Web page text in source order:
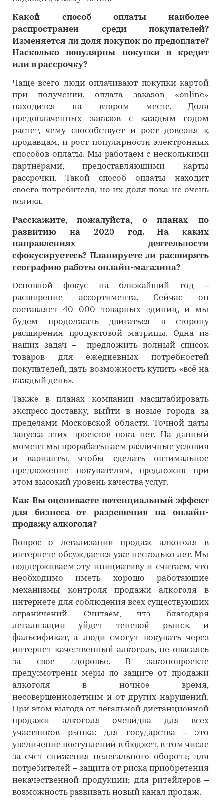
Какой способ оплаты наиболее
распространен среди покупателей?
Изменяется ли доля покупок по предоплате?
Насколько популярны покупки в кредит
или в рассрочку?
Чаще всего люди оплачивают покупки картой
при получении, оплата заказов «online»
находится на втором месте. Доля
предоплаченных заказов с каждым годом
растет, чему способствует и рост доверия к
продавцам, и рост популярности электронных
способов оплаты. Мы работаем с несколькими
партнерами, предоставляющими карты
рассрочки. Такой способ оплаты находит
своего потребителя, но их доля пока не очень
велика.
Расскажите, пожалуйста, о планах по
развитию на 2020 год. На каких
направлениях деятельности
сфокусируетесь? Планируете ли расширять
географию работы онлайн-магазина?
Основной фокус на ближайший год –
расширение ассортимента. Сейчас он
составляет 40 000 товарных единиц, и мы
будем продолжать двигаться в сторону
расширения продуктовой матрицы. Одна из
наших задач – предложить полный список
товаров для ежедневных потребностей
покупателей, дать возможность купить «всё на
каждый день».
Также в планах компании масштабировать
экспресс-доставку, выйти в новые города за
пределами Московской области. Точной даты
запуска этих проектов пока нет. На данный
момент мы прорабатываем различные условия
и варианты, чтобы сделать оптимальное
предложение покупателям, предложив при
этом высокий уровень качества услуг.
Как Вы оцениваете потенциальный эффект
для бизнеса от разрешения на онлайн-
продажу алкоголя?
Вопрос о легализации продаж алкоголя в
интернете обсуждается уже несколько лет. Мы
поддерживаем эту инициативу и считаем, что
необходимо иметь хорошо работающие
механизмы контроля продажи алкоголя в
интернете для соблюдения всех существующих
ограничений. Считаем, что благодаря
легализации уйдет теневой рынок и
фальсификат, а люди смогут покупать через
интернет качественный алкоголь, не опасаясь
за свое здоровье. В законопроекте
предусмотрены меры по защите от продажи
алкоголя в ночное время,
несовершеннолетним и от других нарушений.
При этом выгода от легальной дистанционной
продажи алкоголя очевидна для всех
участников рынка: для государства – это
увеличение поступлений в бюджет, в том числе
за счет снижения нелегального оборота; для
потребителей – защита от риска приобретения
некачественной продукции; для ритейлеров –
возможность развивать новый канал продаж.